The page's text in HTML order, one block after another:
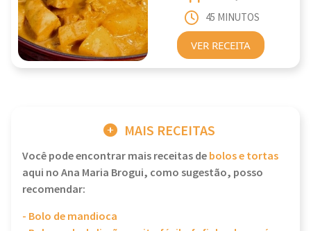
45 MINUTOS
VER RECEITA
MAIS RECEITAS
Você pode encontrar mais receitas debolos e tortas
aqui no Ana Maria Brogui, como sugestão, posso
recomendar:
- Bolo de mandioca